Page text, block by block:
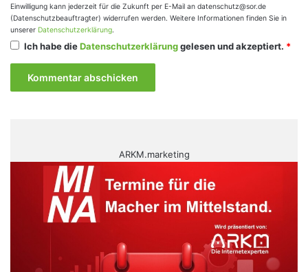
Einwilligung kann jederzeit für die Zukunft per E-Mail an datenschutz@sor.de
(Datenschutzbeauftragter) widerrufen werden. Weitere Informationen finden Sie in
unserer Datenschutzerklärung.
Ich habe dieDatenschutzerklärunggelesen und akzeptiert. *
ARKM.marketing